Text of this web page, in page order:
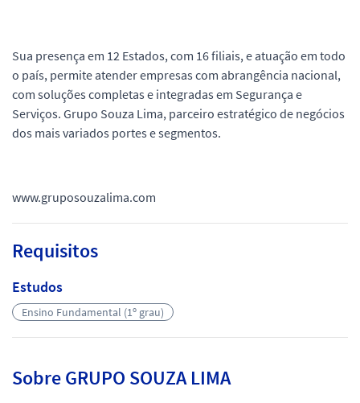
Sua presença em 12 Estados, com 16 filiais, e atuação em todo
o país, permite atender empresas com abrangência nacional,
com soluções completas e integradas em Segurança e
Serviços. Grupo Souza Lima, parceiro estratégico de negócios
dos mais variados portes e segmentos.
www.gruposouzalima.com
Requisitos
Estudos
Ensino Fundamental (1º grau)
Sobre GRUPO SOUZA LIMA